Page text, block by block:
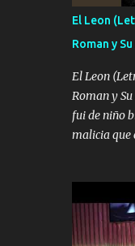
hay que
para
salta algún
gente ahí
también
problema
NOS HACE
SIEMPRE
SIGA EL
El Leon
Roman y
El Leon
Roman y
fui de niño
malicia que
Tranquilo
ni un